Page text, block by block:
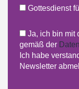
Gottesdienst
Ja, ich bin mit
gemäß der
Ich habe
Newsletter